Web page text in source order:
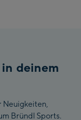
deinem
Neuigkeiten,
Bründl Sports.